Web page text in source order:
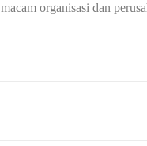
organisasi dan